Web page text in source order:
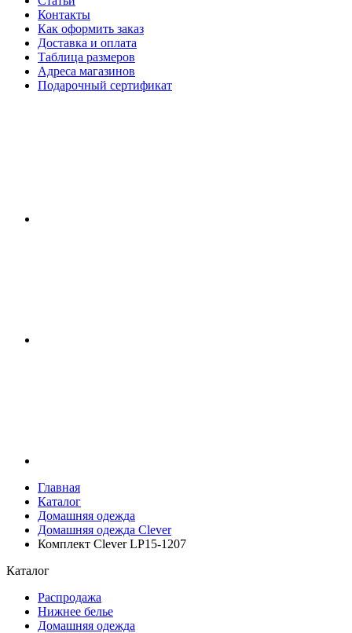
Контакты
Как оформить заказ
Доставка и оплата
Таблица размеров
Адреса магазинов
Подарочный сертификат
Главная
Каталог
Домашняя одежда
Домашняя одежда Clever
Комплект Clever LP15-1207
Каталог
Распродажа
Нижнее белье
Домашняя одежда